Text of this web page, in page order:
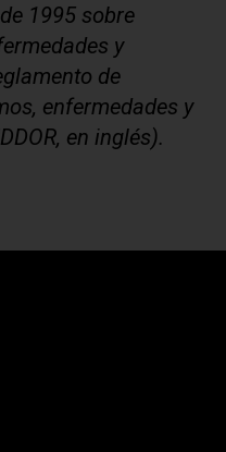
1995 sobre
y
de
enfermedades y
en inglés).